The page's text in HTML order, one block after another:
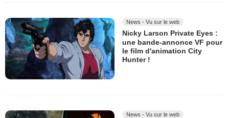
News - Vu sur le web
Nicky Larson Private Eyes :
une bande-annonce VF pour
le film d'animation City
Hunter !
News - Vu sur le web